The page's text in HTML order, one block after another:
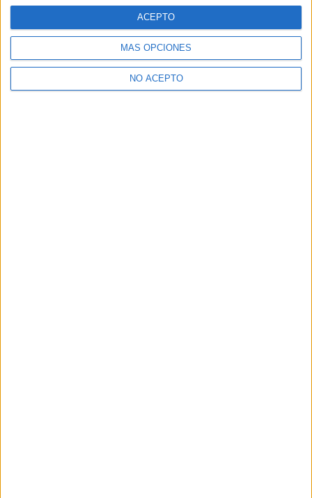
MÁS OPCIONES
NO ACEPTO
ACEPTO